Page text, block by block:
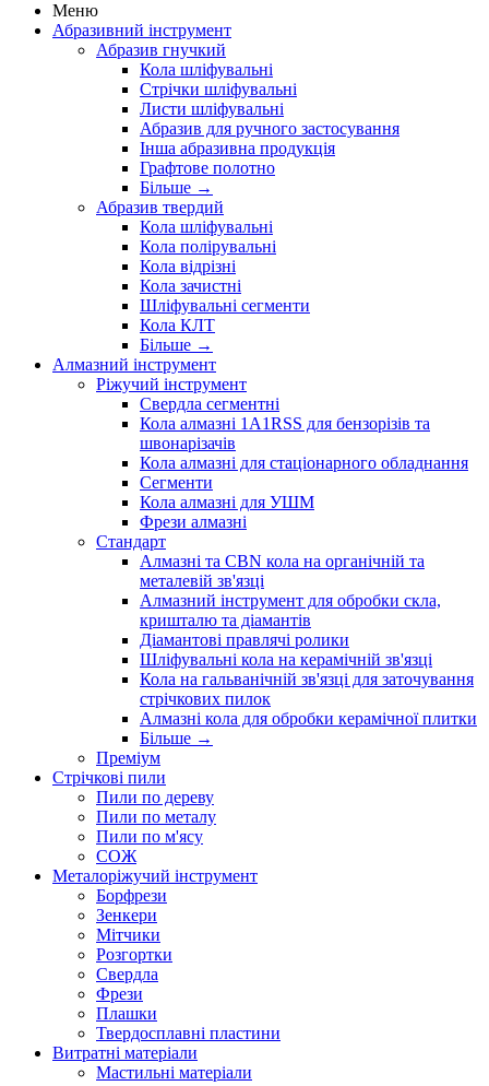
Меню
Абразивний інструмент
Абразив гнучкий
Кола шліфувальні
Стрічки шліфувальні
Листи шліфувальні
Абразив для ручного застосування
Інша абразивна продукція
Графтове полотно
Більше →
Абразив твердий
Кола шліфувальні
Кола полірувальні
Кола відрізні
Кола зачистні
Шліфувальні сегменти
Кола КЛТ
Більше →
Алмазний інструмент
Ріжучий інструмент
Свердла сегментні
Кола алмазні 1A1RSS для бензорізів та
швонарізачів
Кола алмазні для стаціонарного обладнання
Сегменти
Кола алмазні для УШМ
Фрези алмазні
Стандарт
Алмазні та CBN кола на органічній та
металевій зв'язці
Алмазний інструмент для обробки скла,
кришталю та діамантів
Діамантові правлячі ролики
Шліфувальні кола на керамічній зв'язці
Кола на гальванічній зв'язці для заточування
стрічкових пилок
Алмазні кола для обробки керамічної плитки
Більше →
Преміум
Стрічкові пили
Пили по дереву
Пили по металу
Пили по м'ясу
СОЖ
Металоріжучий інструмент
Борфрези
Зенкери
Мітчики
Розгортки
Свердла
Фрези
Плашки
Твердосплавні пластини
Витратні матеріали
Мастильні матеріали